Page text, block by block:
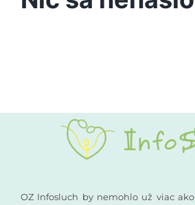
Vyšetrenia sluchu
Rané poradenstvo
OZ Infosluch by nemohlo už viac